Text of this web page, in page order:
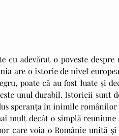
are o istorie de nivel
poate că au fost luate și
unul durabil. Istoricii sunt
speranța în inimile
care voia o Românie unită și